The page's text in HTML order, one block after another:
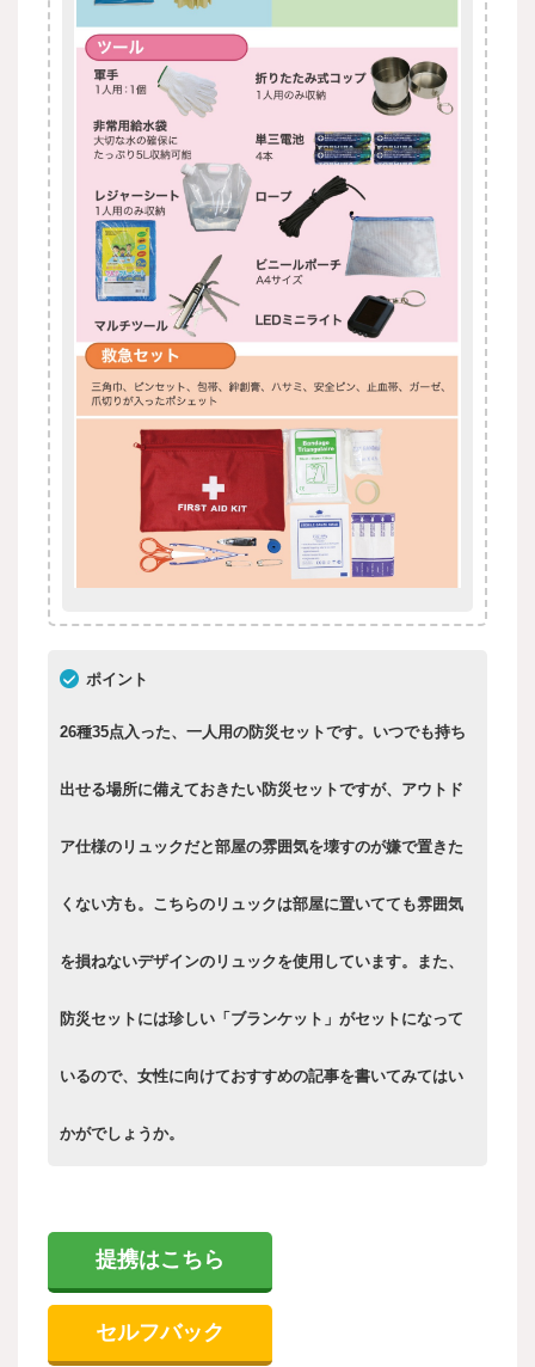
ポイント
26種35点入った、一人用の防災セットです。いつでも持ち
出せる場所に備えておきたい防災セットですが、アウトド
ア仕様のリュックだと部屋の雰囲気を壊すのが嫌で置きた
くない方も。こちらのリュックは部屋に置いてても雰囲気
を損ねないデザインのリュックを使用しています。また、
防災セットには珍しい「ブランケット」がセットになって
いるので、女性に向けておすすめの記事を書いてみてはい
かがでしょうか。
提携はこちら
セルフバック